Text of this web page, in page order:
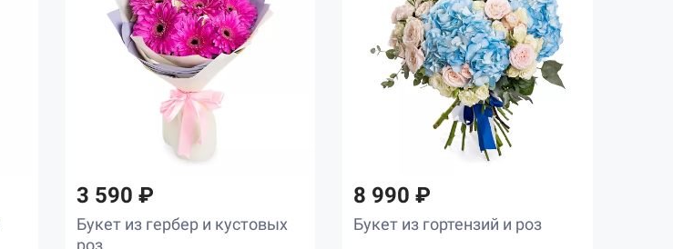
3 590 ₽
Букет из гербер и кустовых
роз
8 990 ₽
Букет из гортензий и роз